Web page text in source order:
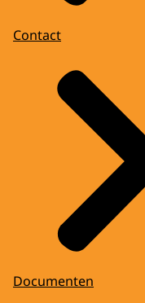
Contact
Documenten